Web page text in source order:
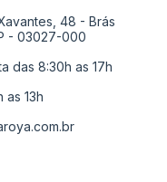
48 - Brás
- 03027-000
das 8:30h as 17h
as 13h